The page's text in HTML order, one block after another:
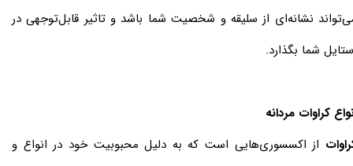
نشانه‌ای از سلیقه و شخصیت شما باشد و تاثیر قابل‌توجهی در
شما بگذارد.
کراوات مردانه
از اکسسوری‌هایی است که به دلیل محبوبیت خود در انواع و